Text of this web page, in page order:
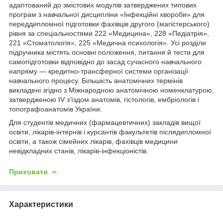
адаптований до змістових модулів затверджених типових
програм з навчальної дисципліни «Iнфекційні хвороби» для
переддипломної підготовки фахівців другого (магістерського)
рівня за спеціальностями 222 «Медицина», 228 «Педіатрія»,
221 «Стоматологія», 225 «Медична психологія». Усі розділи
підручника містять основні положення, питання й тести для
самопідготовки відповідно до засад сучасного навчального
напряму — кредитно-трансферної системи організації
навчального процесу. Більшість анатомічних термінів
викладені згідно з Міжнародною анатомічною номенклатурою,
затвердженою IV з’їздом анатомів, гістологів, ембріологів і
топографоанатомів України.
Для студентів медичних (фармацевтичних) закладів вищої
освіти, лікарів-інтернів і курсантів факультетів післядипломної
освіти, а також сімейних лікарів, фахівців медицини
невідкладних станів, лікарів-інфекціоністів.
Приховати
Характеристики